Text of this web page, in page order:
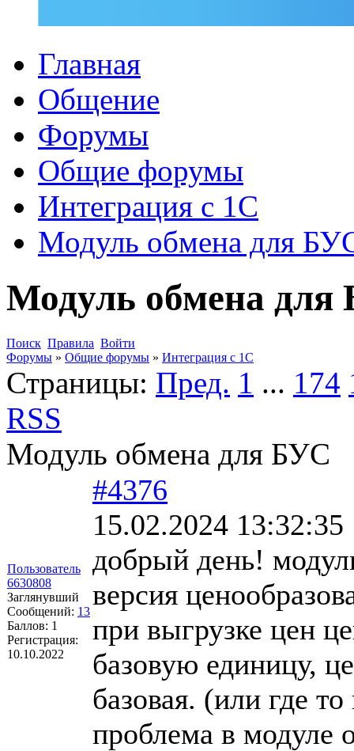
Главная
Общение
Форумы
Общие форумы
Интеграция с 1С
Модуль обмена для
Модуль обмена
Поиск Правила Войти
Форумы » Общие форумы » Интеграция с 1С
Страницы: Пред. 1 ... 174
RSS
Модуль обмена для БУС
Пользователь
6630808
Заглянувший
Сообщений: 13
Баллов: 1
Регистрация:
10.10.2022
#4376
15.02.2024 13:32:35
добрый день!
версия
при выгрузке цен
базовую единицу,
базовая. (или где
проблема в